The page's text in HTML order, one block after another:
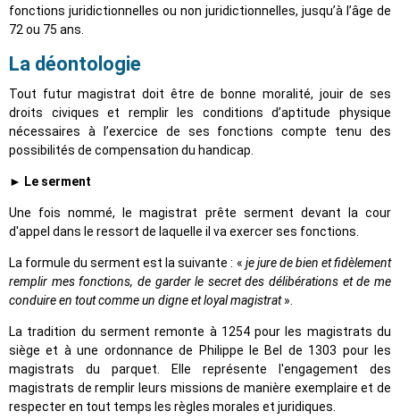
fonctions juridictionnelles ou non juridictionnelles, jusqu’à l’âge de
72 ou 75 ans.
La déontologie
Tout futur magistrat doit être de bonne moralité, jouir de ses
droits civiques et remplir les conditions d’aptitude physique
nécessaires à l’exercice de ses fonctions compte tenu des
possibilités de compensation du handicap.
► Le serment
Une fois nommé, le magistrat prête serment devant la cour
d'appel dans le ressort de laquelle il va exercer ses fonctions.
La formule du serment est la suivante : « je jure de bien et fidèlement
remplir mes fonctions, de garder le secret des délibérations et de me
conduire en tout comme un digne et loyal magistrat».
La tradition du serment remonte à 1254 pour les magistrats du
siège et à une ordonnance de Philippe le Bel de 1303 pour les
magistrats du parquet. Elle représente l'engagement des
magistrats de remplir leurs missions de manière exemplaire et de
respecter en tout temps les règles morales et juridiques.